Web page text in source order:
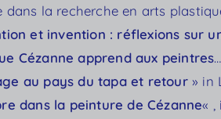
dans la recherche en arts
et invention : réflexions sur
Cézanne apprend aux peintres
au pays du tapa et retour» in
dans la peinture de Cézanne« ,